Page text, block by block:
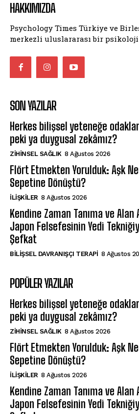
HAKKIMIZDA
Psychology Times Türkiye ve
merkezli uluslararası bir
SON YAZILAR
Herkes bilişsel yeteneğe
peki ya duygusal zekâmız?
ZIHINSEL SAĞLIK 8 Ağustos 2026
Flört Etmekten Yorulduk: Aşk
Sepetine Dönüştü?
İLIŞKILER 8 Ağustos 2026
Kendine Zaman Tanıma ve Alan
Japon Felsefesinin Yedi
Şefkat
BILIŞSEL DAVRANIŞÇI TERAPI 8 Ağustos
POPÜLER YAZILAR
Herkes bilişsel yeteneğe
peki ya duygusal zekâmız?
ZIHINSEL SAĞLIK 8 Ağustos 2026
Flört Etmekten Yorulduk: Aşk
Sepetine Dönüştü?
İLIŞKILER 8 Ağustos 2026
Kendine Zaman Tanıma ve Alan
Japon Felsefesinin Yedi